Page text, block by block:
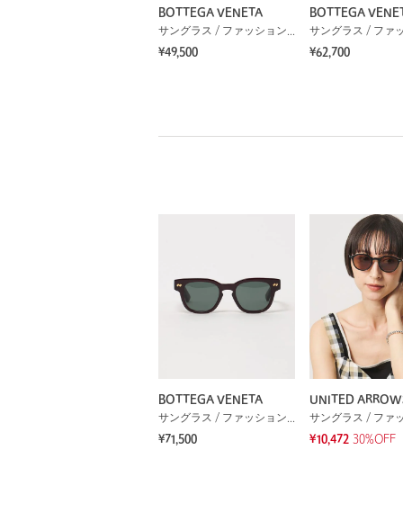
BOTTEGA VENETA
サングラス / ファッショングラス
¥49,500
BOTTEGA
¥62,700
BOTTEGA VENETA
サングラス / ファッショングラス
¥71,500
UNITED
¥10,472 30%OFF